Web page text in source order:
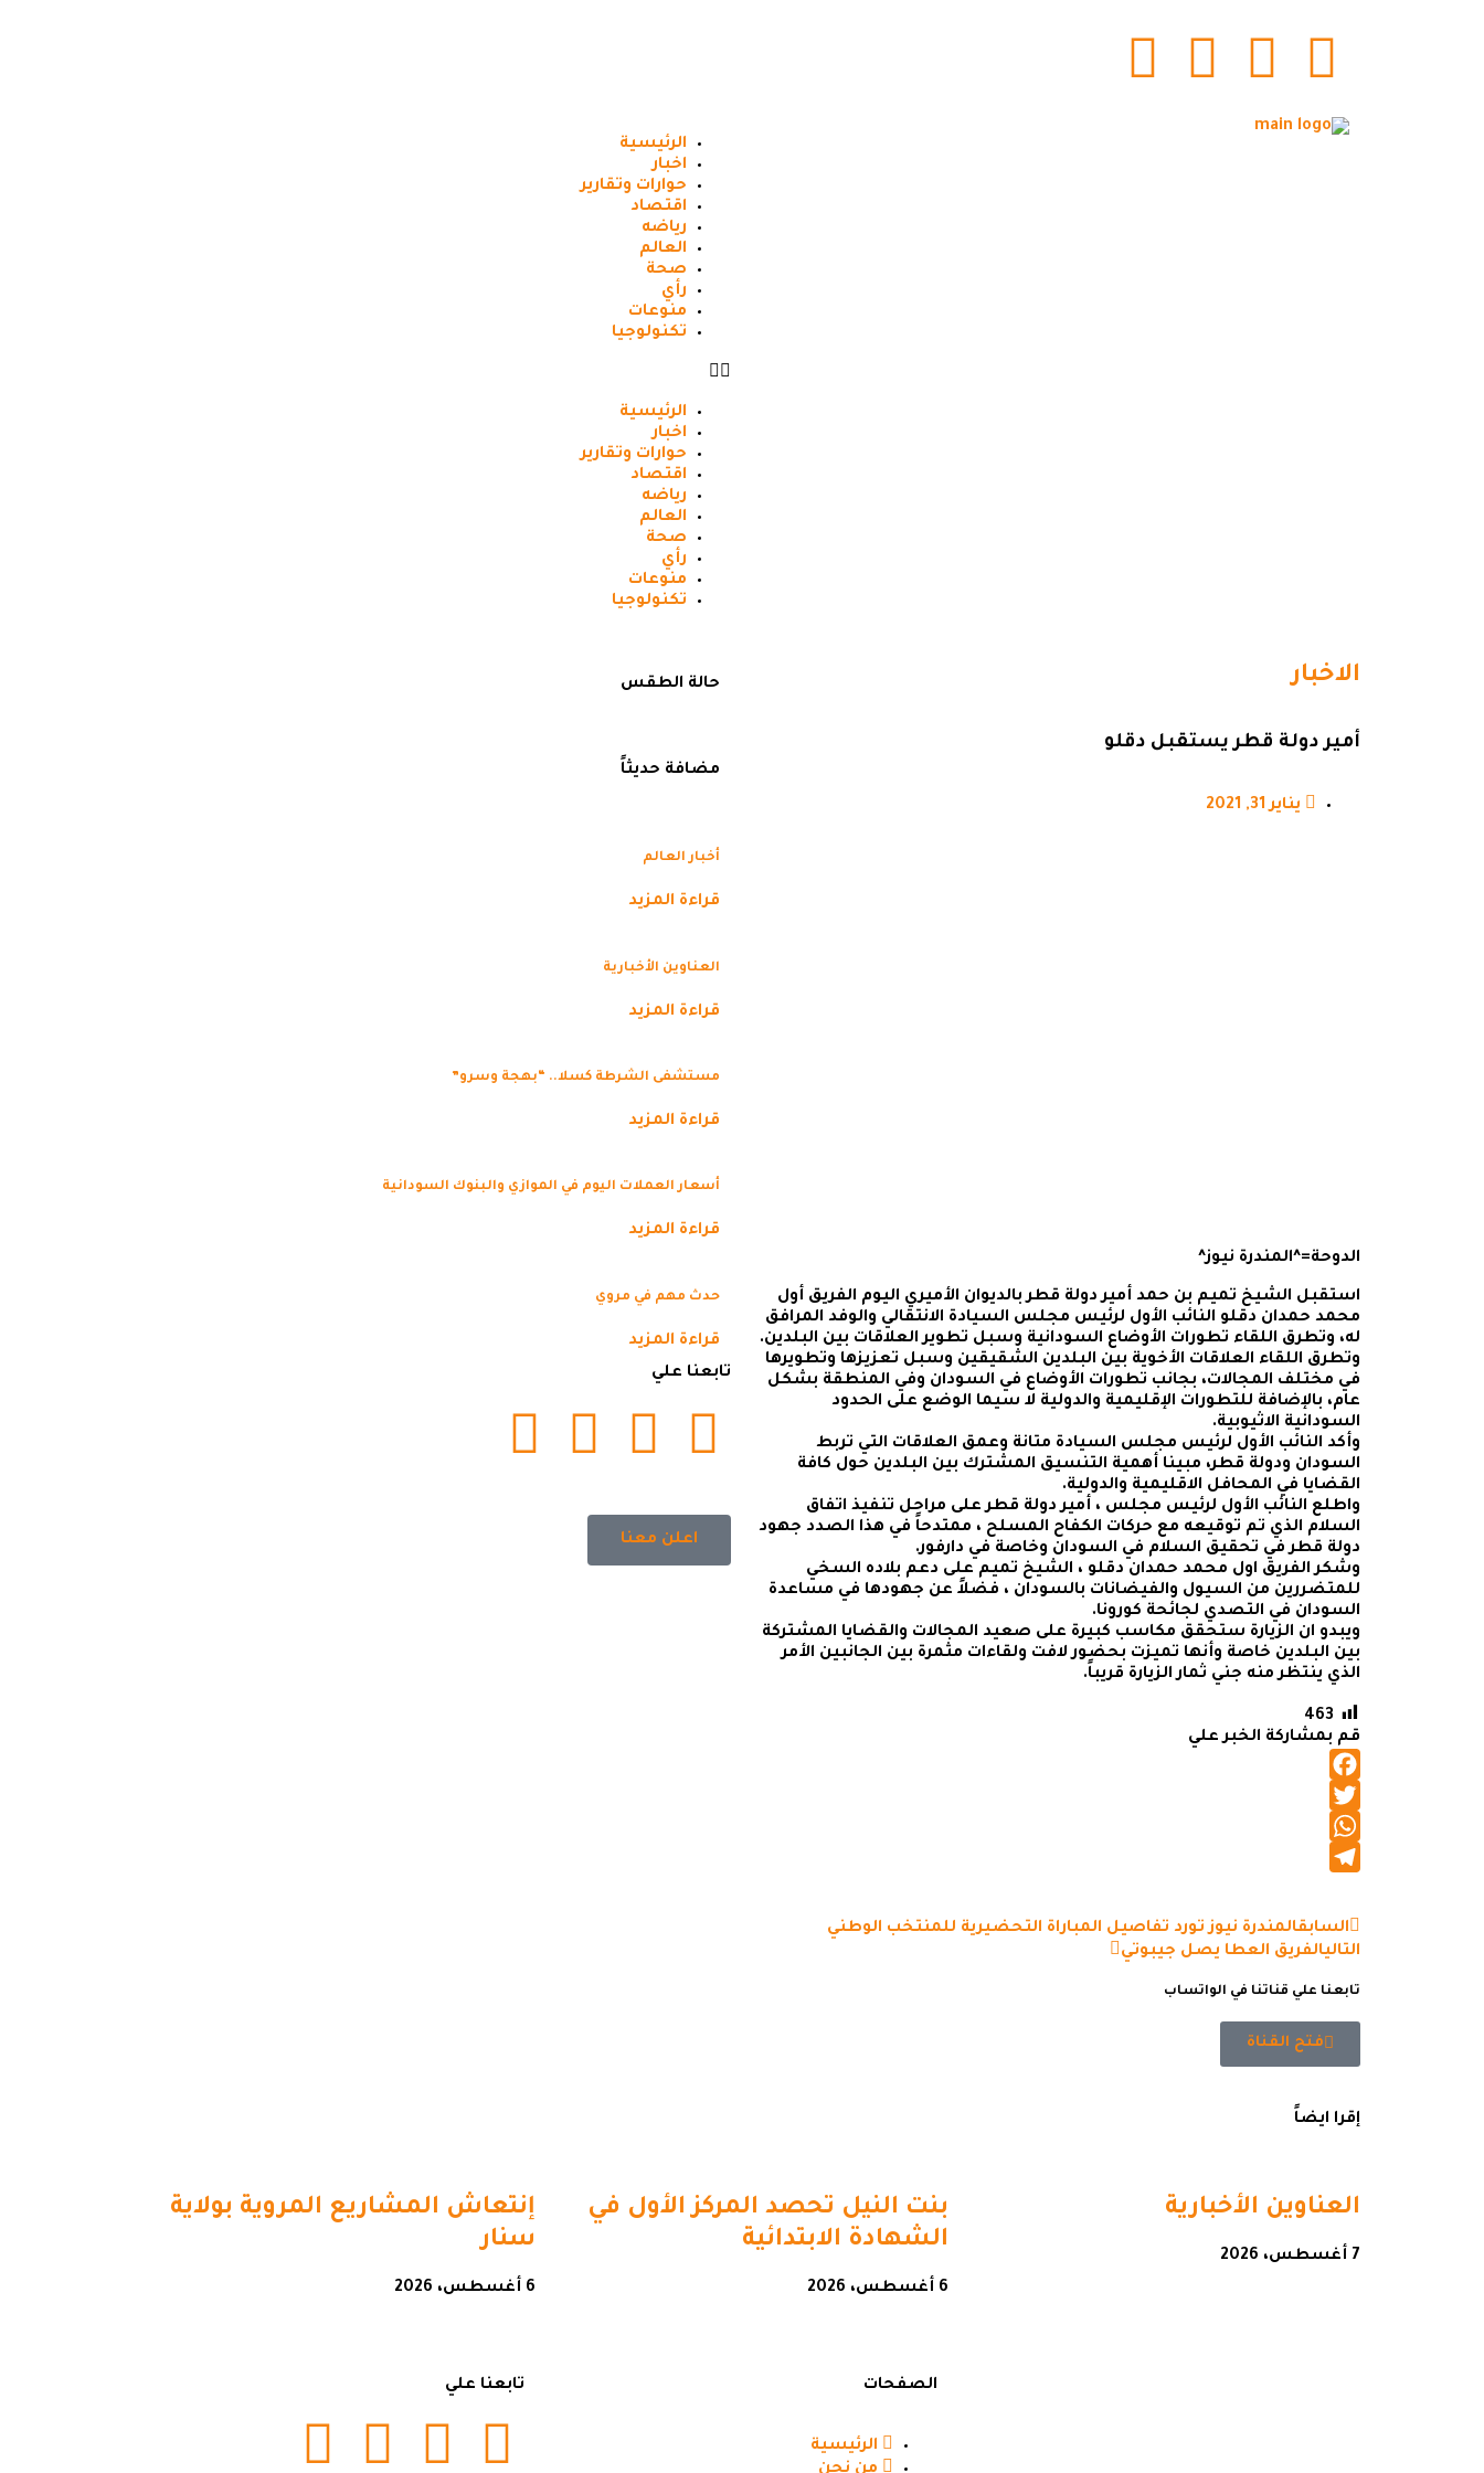
الرئيسية
اخبار
حوارات وتقارير
اقتصاد
رياضه
العالم
صحة
رأي
منوعات
تكنولوجيا
الرئيسية
اخبار
حوارات وتقارير
اقتصاد
رياضه
العالم
صحة
رأي
منوعات
تكنولوجيا
الاخبار
أمير دولة قطر يستقبل دقلو
يناير 31, 2021
الدوحة=^المندرة نيوز^
استقبل الشيخ تميم بن حمد أمير دولة قطر بالديوان الأميري اليوم الفريق أول
محمد حمدان دقلو النائب الأول لرئيس مجلس السيادة الانتقالي والوفد المرافق
له، وتطرق اللقاء تطورات الأوضاع السودانية وسبل تطوير العلاقات بين البلدين.
وتطرق اللقاء العلاقات الأخوية بين البلدين الشقيقين وسبل تعزيزها وتطويرها
في مختلف المجالات، بجانب تطورات الأوضاع في السودان وفي المنطقة بشكل
عام، بالإضافة للتطورات الإقليمية والدولية لا سيما الوضع على الحدود
السودانية الاثيوبية.
وأكد النائب الأول لرئيس مجلس السيادة متانة وعمق العلاقات التي تربط
السودان ودولة قطر، مبينا أهمية التنسيق المشترك بين البلدين حول كافة
القضايا في المحافل الاقليمية والدولية.
واطلع النائب الأول لرئيس مجلس ، أمير دولة قطر على مراحل تنفيذ اتفاق
السلام الذي تم توقيعه مع حركات الكفاح المسلح ، ممتدحاً في هذا الصدد جهود
دولة قطر في تحقيق السلام في السودان وخاصة في دارفور.
وشكر الفريق اول محمد حمدان دقلو ، الشيخ تميم على دعم بلاده السخي
للمتضررين من السيول والفيضانات بالسودان ، فضلاً عن جهودها في مساعدة
السودان في التصدي لجائحة كورونا.
ويبدو ان الزيارة ستحقق مكاسب كبيرة على صعيد المجالات والقضايا المشتركة
بين البلدين خاصة وأنها تميزت بحضور لافت ولقاءات مثمرة بين الجانبين الأمر
الذي ينتظر منه جني ثمار الزيارة قريباً.
463
قم بمشاركة الخبر علي
Facebook
Twitter
WhatsApp
السابقالمندرة نيوز تورد تفاصيل المباراة التحضيرية للمنتخب الوطني
التاليالفريق العطا يصل جيبوتي
تابعنا علي قناتنا في الواتساب
فتح القناة
حالة الطقس
مضافة حديثاً
أخبار العالم
قراءة المزيد
العناوين الأخبارية
قراءة المزيد
مستشفى الشرطة كسلا.. “بهجة وسرو”
قراءة المزيد
أسعار العملات اليوم في الموازي والبنوك السودانية
قراءة المزيد
حدث مهم في مروي
قراءة المزيد
تابعنا علي
اعلن معنا
إقرا ايضاً
العناوين الأخبارية
7 أغسطس، 2026
بنت النيل تحصد المركز الأول في
الشهادة الابتدائية
6 أغسطس، 2026
إنتعاش المشاريع المروية بولاية
سنار
6 أغسطس، 2026
الصفحات
الرئيسية
تابعنا علي